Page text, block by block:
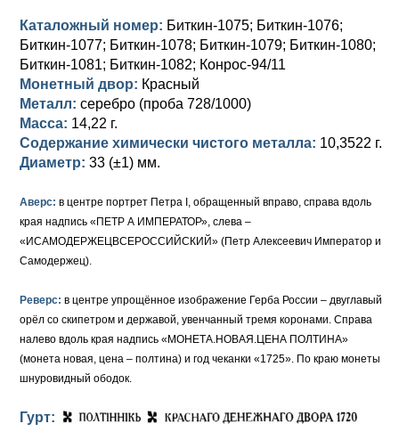
Памятные и донативные
Памятные и донативные
Для Финляндии
Памятные и донативные
Медь
Для Грузии
Русско-Польские
Для Польши
Памятные и донативные
Серебро
Медь
Для Грузии
Для Польши
Золото
Серебро
Медь
Екатерина II (1762-1796)
Золото
Серебро
Медь
Сибирские монеты
Для Молдавии и Валахии
Таврические монеты
Петр III (1762)
Елизавета I (1741-1762)
Золото
Серебро
Медь
Для Пруссии
Альбертусталер
Иоанн Антонович (1740-1741)
Анна Иоанновна (1730-1740)
Петр II (1727-1730)
Екатерина I (1725-1727)
Золото
Серебро
Каталожный номер: Биткин-1075; Биткин-1076;
Биткин-1077; Биткин-1078; Биткин-1079; Биткин-1080;
Биткин-1081; Биткин-1082; Конрос-94/11
Монетный двор: Красный
Металл: серебро (проба 728/1000)
Масса: 14,22 г.
Содержание химически чистого металла: 10,3522 г.
Диаметр: 33 (±1) мм.
Аверс: в центре портрет Петра I, обращенный вправо, справа вдоль
края надпись «ПЕТР А ИМПЕРАТОР», слева –
«ИСАМОДЕРЖЕЦВСЕРОССИЙСКИЙ» (Петр Алексеевич Император и
Самодержец).
Реверс: в центре упрощённое изображение Герба России – двуглавый
орёл со скипетром и державой, увенчанный тремя коронами. Справа
налево вдоль края надпись «МОНЕТА.НОВАЯ.ЦЕНА ПОЛТИНА»
(монета новая, цена – полтина) и год чеканки «1725». По краю монеты
шнуровидный ободок.
Гурт: